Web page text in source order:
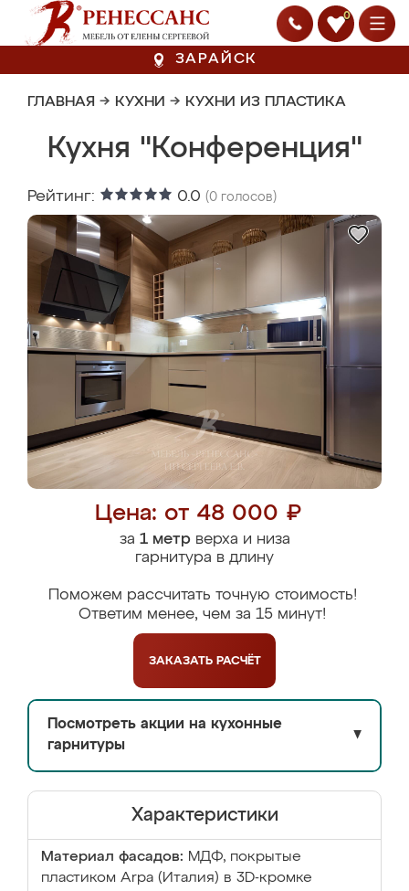
0
ЗАРАЙСК
ГЛАВНАЯ → КУХНИ → КУХНИ ИЗ ПЛАСТИКА
Кухня "Конференция"
Рейтинг: 0.0 (0 голосов)
Цена: от 48 000 ₽
за 1 метрверха и низа
гарнитура в длину
Поможем рассчитать точную стоимость!
Ответим менее, чем за 15 минут!
ЗАКАЗАТЬ РАСЧЁТ
Посмотреть акции на кухонные
гарнитуры
▼
Характеристики
Материал фасадов: МДФ, покрытые
пластиком Arpa (Италия) в 3D-кромке